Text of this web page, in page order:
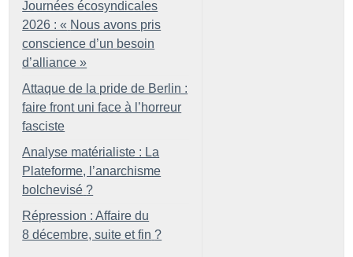
Journées écosyndicales
2026 : « Nous avons pris
conscience d’un besoin
d’alliance »
Attaque de la pride de Berlin :
faire front uni face à l’horreur
fasciste
Analyse matérialiste : La
Plateforme, l’anarchisme
bolchevisé ?
Répression : Affaire du
8 décembre, suite et fin ?